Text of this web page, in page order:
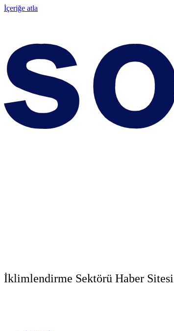
İçeriğe atla
İklimlendirme Sektörü Haber Sitesi